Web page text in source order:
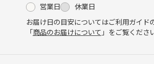
営業日
休業日
お届け日の目安についてはご利用ガイド
「商品のお届けについて 」をご覧くださ